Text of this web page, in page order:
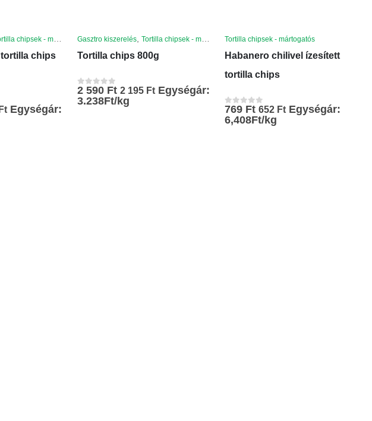
chipsek - mártogatós
chips
Ft Egységár:
Gasztro kiszerelés, Tortilla chipsek - mártogatós
Tortilla chips 800g
0az 5-ből
2 590 Ft 2 195 Ft Egységár:
3.238Ft/kg
Tortilla chipsek - mártogatós
Habanero chilivel ízesített
tortilla chips
0az 5-ből
769 Ft 652 Ft Egységár:
6,408Ft/kg